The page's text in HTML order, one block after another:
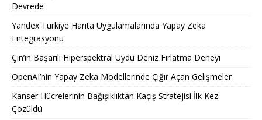
Devrede
Yandex Türkiye Harita Uygulamalarında Yapay Zeka
Entegrasyonu
Çin’in Başarılı Hiperspektral Uydu Deniz Fırlatma Deneyi
OpenAI’nin Yapay Zeka Modellerinde Çığır Açan Gelişmeler
Kanser Hücrelerinin Bağışıklıktan Kaçış Stratejisi İlk Kez
Çözüldü